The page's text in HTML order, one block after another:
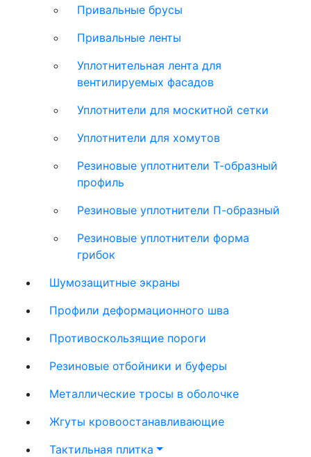
Привальные брусы
Привальные ленты
Уплотнительная лента для
вентилируемых фасадов
Уплотнители для москитной сетки
Уплотнители для хомутов
Резиновые уплотнители Т-образный
профиль
Резиновые уплотнители П-образный
Резиновые уплотнители форма
грибок
Шумозащитные экраны
Профили деформационного шва
Противоскользящие пороги
Резиновые отбойники и буферы
Металлические тросы в оболочке
Жгуты кровоостанавливающие
Тактильная плитка